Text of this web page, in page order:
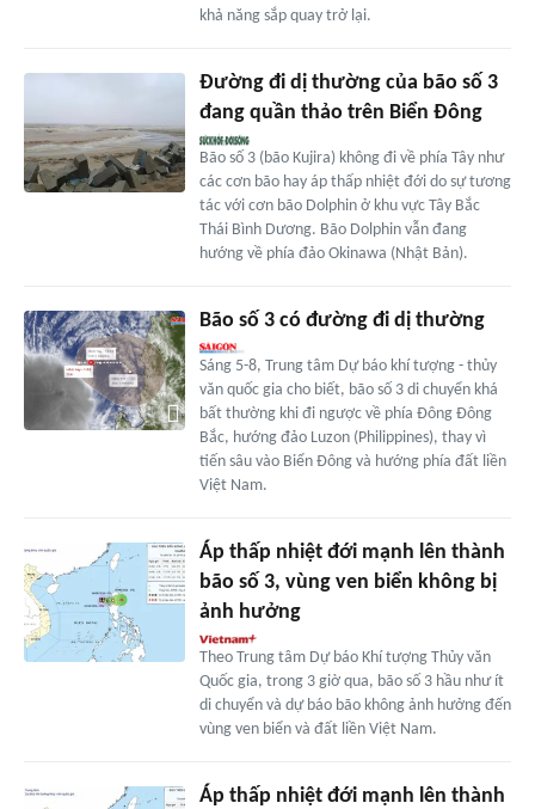
khả năng sắp quay trở lại.
Đường đi dị thường của bão số 3
đang quần thảo trên Biển Đông
Bão số 3 (bão Kujira) không đi về phía Tây như
các cơn bão hay áp thấp nhiệt đới do sự tương
tác với cơn bão Dolphin ở khu vực Tây Bắc
Thái Bình Dương. Bão Dolphin vẫn đang
hướng về phía đảo Okinawa (Nhật Bản).
Bão số 3 có đường đi dị thường
Sáng 5-8, Trung tâm Dự báo khí tượng - thủy
văn quốc gia cho biết, bão số 3 di chuyển khá
bất thường khi đi ngược về phía Đông Đông
Bắc, hướng đảo Luzon (Philippines), thay vì
tiến sâu vào Biển Đông và hướng phía đất liền
Việt Nam.
Áp thấp nhiệt đới mạnh lên thành
bão số 3, vùng ven biển không bị
ảnh hưởng
Theo Trung tâm Dự báo Khí tượng Thủy văn
Quốc gia, trong 3 giờ qua, bão số 3 hầu như ít
di chuyển và dự báo bão không ảnh hưởng đến
vùng ven biển và đất liền Việt Nam.
Áp thấp nhiệt đới mạnh lên thành